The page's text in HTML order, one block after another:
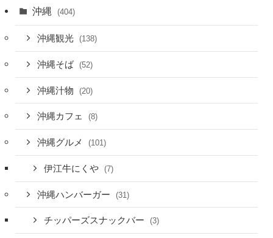
沖縄 (404)
沖縄観光 (138)
沖縄そば (52)
沖縄汁物 (20)
沖縄カフェ (8)
沖縄グルメ (101)
伊江牛にくや (7)
沖縄ハンバーガー (31)
チッパーズスナックバー (3)